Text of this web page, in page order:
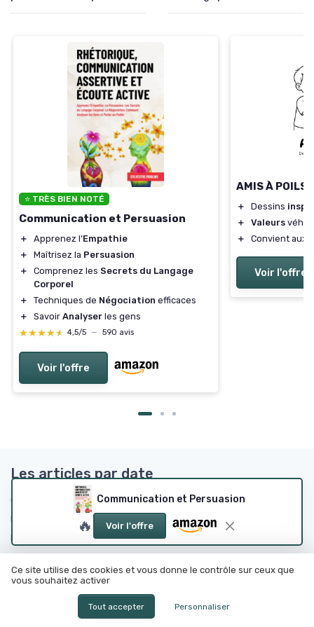
⭐ TRÈS BIEN NOTÉ
Communication et Persuasion
＋ Apprenez l’Empathie
＋
Maîtrisez la Persuasion
＋
Comprenez les Secrets du Langage
Corporel
＋
Techniques de Négociation efficaces
＋
Savoir Analyser les gens
★★★★★
★★★★★ 4,5/5 — 590 avis
Voir l'offre
AMIS À POILS
＋ Dessins
＋
Valeurs
＋
Convient aux
Voir l'offre
Communication et Persuasion
🔥 Voir l'offre
Les articles par date
Octobre 2023
Novembre 2023
Décembre 2023
Janvier 2024
Février 2024
Avril 2024
Mai 2024
Juin 2024
Septembre 2024
Ce site utilise des cookies et vous donne le contrôle sur ceux que
vous souhaitez activer
Tout accepter Personnaliser